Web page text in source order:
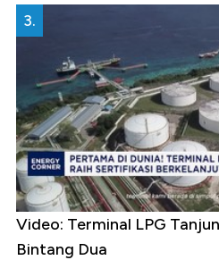
3.
Video: Terminal LPG
Bintang Dua